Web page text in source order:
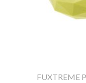
FUXTREME